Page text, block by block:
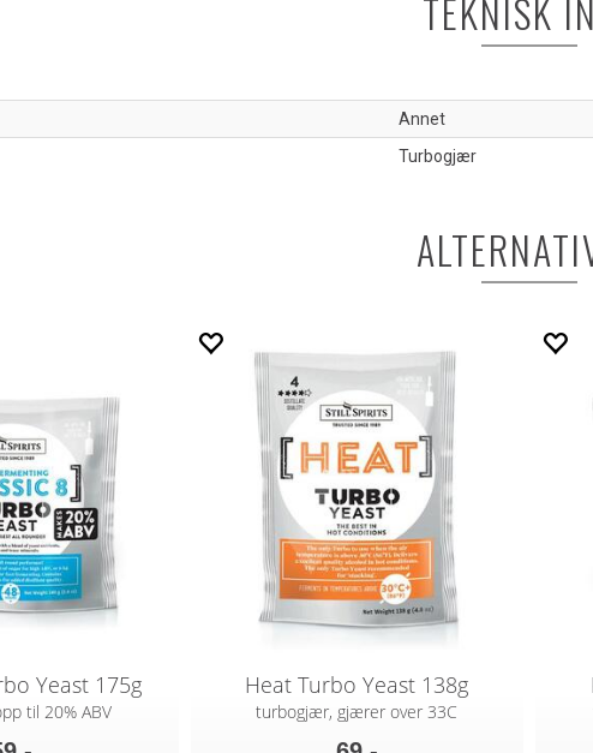
TEKNISK
Annet
Turbogjær
Yeast 175g
til 20% ABV
Heat Turbo Yeast 138g
turbogjær, gjærer over 33C